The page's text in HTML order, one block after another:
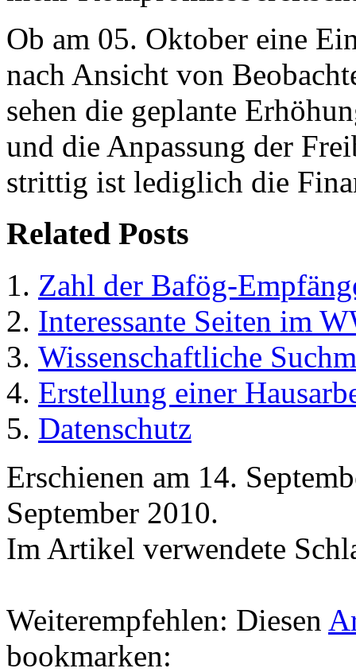
Ob am 05. Oktober eine
nach Ansicht von
sehen die geplante
und die Anpassung der
strittig ist lediglich die
Related Posts
Zahl der Bafög-
Interessante Seiten im
Wissenschaftliche
Erstellung einer
Datenschutz
Erschienen am 14.
September 2010.
Im Artikel verwendete
Weiterempfehlen: Diesen
bookmarken: